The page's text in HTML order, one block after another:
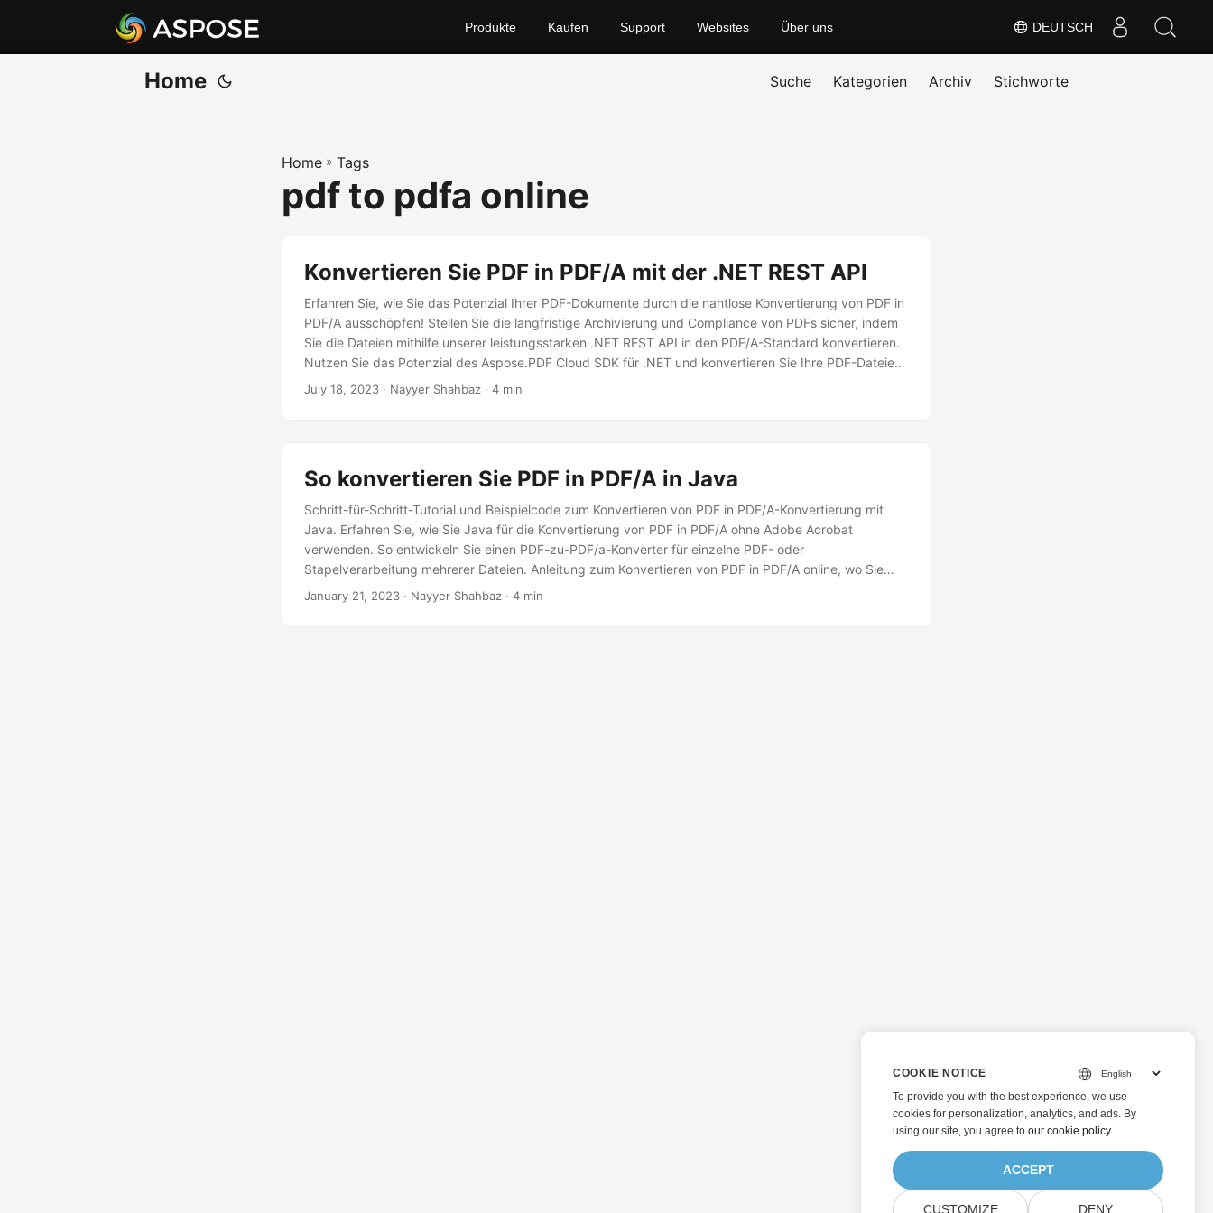
DEUTSCH
Produkte Kaufen Support Websites Über uns
Home Suche Kategorien Archiv Stichworte
Home » Tags
pdf to pdfa online
Konvertieren Sie PDF in PDF/A mit der .NET REST API
Erfahren Sie, wie Sie das Potenzial Ihrer PDF-Dokumente durch die nahtlose Konvertierung von PDF in
PDF/A ausschöpfen! Stellen Sie die langfristige Archivierung und Compliance von PDFs sicher, indem
Sie die Dateien mithilfe unserer leistungsstarken .NET REST API in den PDF/A-Standard konvertieren.
Nutzen Sie das Potenzial des Aspose.PDF Cloud SDK für .NET und konvertieren Sie Ihre PDF-Dateien
mühelos online in das PDF/A-Format.
July 18, 2023 · Nayyer Shahbaz · 4 min
So konvertieren Sie PDF in PDF/A in Java
Schritt-für-Schritt-Tutorial und Beispielcode zum Konvertieren von PDF in PDF/A-Konvertierung mit
Java. Erfahren Sie, wie Sie Java für die Konvertierung von PDF in PDF/A ohne Adobe Acrobat
verwenden. So entwickeln Sie einen PDF-zu-PDF/a-Konverter für einzelne PDF- oder
Stapelverarbeitung mehrerer Dateien. Anleitung zum Konvertieren von PDF in PDF/A online, wo Sie
PDF in PDF/A-1a oder PDF in PDF/A-1b mit Java speichern können. Unser Leitfaden macht die PDF-
January 21, 2023 · Nayyer Shahbaz · 4 min
COOKIE NOTICE
To provide you with the best experience, we use
cookies for personalization, analytics, and ads. By
using our site, you agree to our cookie policy.
ACCEPT
CUSTOMIZE DENY